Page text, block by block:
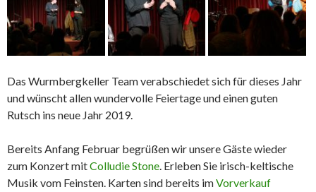
Das Wurmbergkeller Team verabschiedet sich für dieses Jahr
und wünscht allen wundervolle Feiertage und einen guten
Rutsch ins neue Jahr 2019.
Bereits Anfang Februar begrüßen wir unsere Gäste wieder
zum Konzert mitColludie Stone. Erleben Sie irisch-keltische
Musik vom Feinsten. Karten sind bereits imVorverkauf